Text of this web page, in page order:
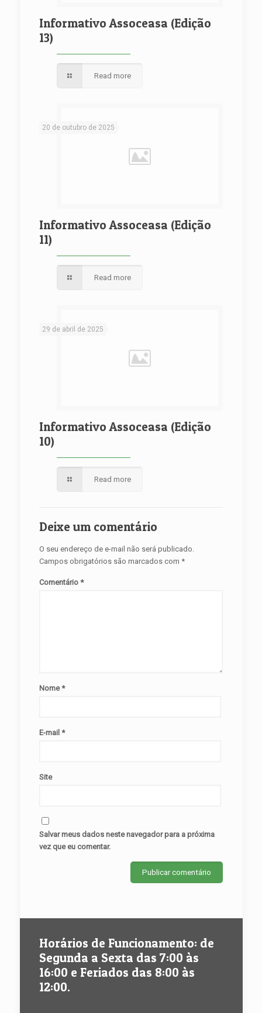
Informativo Assoceasa (Edição
13)
Read more
20 de outubro de 2025
Informativo Assoceasa (Edição
11)
Read more
29 de abril de 2025
Informativo Assoceasa (Edição
10)
Read more
Deixe um comentário
O seu endereço de e-mail não será publicado.
Campos obrigatórios são marcados com *
Comentário *
Nome*
E-mail *
Site
Salvar meus dados neste navegador para a próxima
vez que eu comentar.
Horários de Funcionamento: de
Segunda a Sexta das 7:00 às
16:00 e Feriados das 8:00 às
12:00.